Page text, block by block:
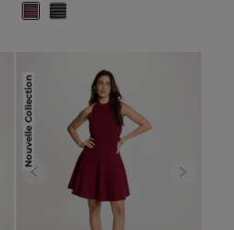
Nouvelle Collection
Previous Next